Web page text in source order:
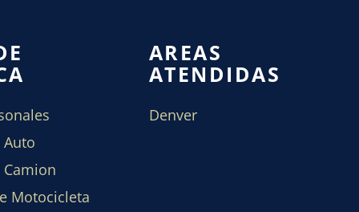
Auto
Motocicleta
AREAS
ATENDIDAS
Denver